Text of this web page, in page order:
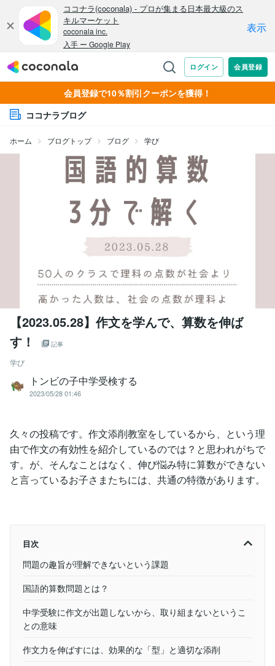
会員登録で10％割引クーポンを獲得！
ココナラブログ
ホーム ブログトップ ブログ 学び
【2023.05.28】作文を学んで、算数を伸ば
す！
記事
学び
トンビの子中学受検する
2023/05/28 01:46
久々の投稿です。作文添削教室をしているから、という理
由で作文の有効性を紹介しているのでは？と思われがちで
す。が、そんなことはなく、伸び悩み特に算数ができない
と言っているお子さまたちには、共通の特徴があります。
目次
問題の趣旨が理解できないという課題
国語的算数問題とは？
中学受験に作文が出題しないから、取り組まないというこ
との意味
作文力を伸ばすには、効果的な「型」と適切な添削